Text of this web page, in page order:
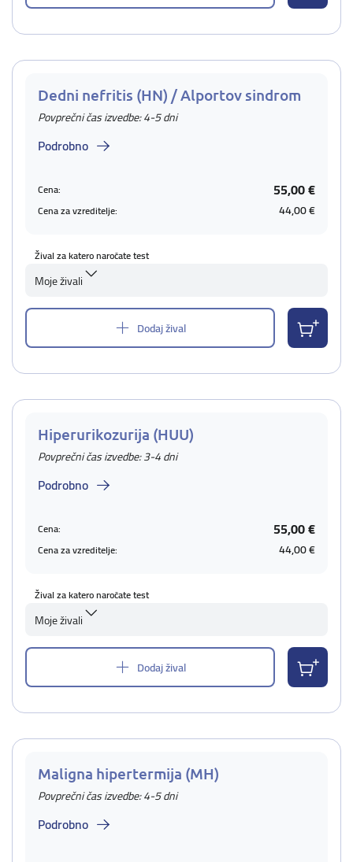
Dedni nefritis (HN) / Alportov sindrom
Povprečni čas izvedbe: 4-5 dni
Podrobno
Cena: 55,00 €
Cena za vzreditelje: 44,00 €
Žival za katero naročate test
Moje živali
Dodaj žival
Hiperurikozurija (HUU)
Povprečni čas izvedbe: 3-4 dni
Podrobno
Cena: 55,00 €
Cena za vzreditelje: 44,00 €
Žival za katero naročate test
Moje živali
Dodaj žival
Maligna hipertermija (MH)
Povprečni čas izvedbe: 4-5 dni
Podrobno